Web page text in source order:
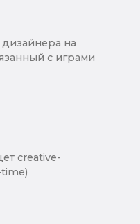
на
с играми
creative-